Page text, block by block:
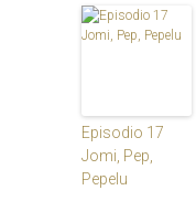
Episodio 17
Jomi, Pep,
Pepelu